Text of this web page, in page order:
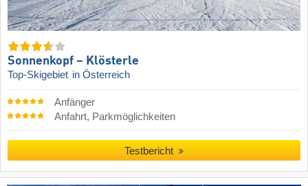
Sonnenkopf – Klösterle
Top-Skigebiet in Österreich
Anfänger
Anfahrt, Parkmöglichkeiten
Testbericht